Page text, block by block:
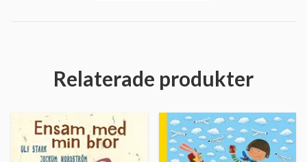
Relaterade produkter